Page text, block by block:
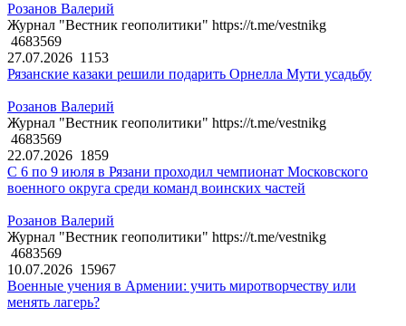
Розанов Валерий
Журнал "Вестник геополитики" https://t.me/vestnikg
4683569
27.07.2026 1153
Рязанские казаки решили подарить Орнелла Мути усадьбу
Розанов Валерий
Журнал "Вестник геополитики" https://t.me/vestnikg
4683569
22.07.2026 1859
С 6 по 9 июля в Рязани проходил чемпионат Московского
военного округа среди команд воинских частей
Розанов Валерий
Журнал "Вестник геополитики" https://t.me/vestnikg
4683569
10.07.2026 15967
Военные учения в Армении: учить миротворчеству или
менять лагерь?